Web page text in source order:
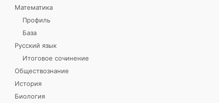
Математика
Профиль
База
Русский язык
Итоговое сочинение
Обществознание
История
Биология